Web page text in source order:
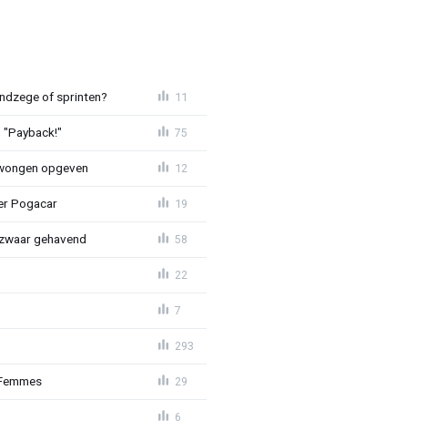
of sprinten? 11
75
opgeven 12
Pogacar 19
gehavend 58
22
7
293
29
6